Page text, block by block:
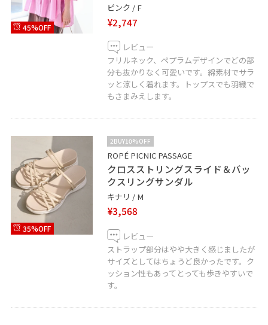
45%OFF
ピンク / F
¥2,747
レビュー
フリルネック、ペプラムデザインでどの部
分も抜かりなく可愛いです。綿素材でサラ
ッと涼しく着れます。トップスでも羽織で
もさまみえします。
35%OFF
2BUY10%OFF
ROPÉ PICNIC PASSAGE
クロスストリングスライド＆バッ
クスリングサンダル
キナリ / M
¥3,568
レビュー
ストラップ部分はやや大きく感じましたが
サイズとしてはちょうど良かったです。ク
ッション性もあってとっても歩きやすいで
す。